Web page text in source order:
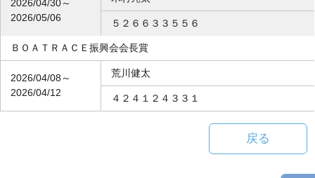
2026/04/30～
2026/05/06
５２６６３３５５６
ＢＯＡＴＲＡＣＥ振興会会長賞
2026/04/08～
2026/04/12
荒川健太
４２４１２４３３１
戻る